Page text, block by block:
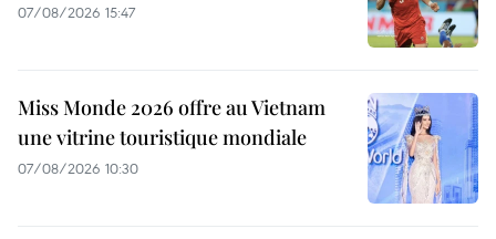
07/08/2026 15:47
Miss Monde 2026 offre au Vietnam
une vitrine touristique mondiale
07/08/2026 10:30